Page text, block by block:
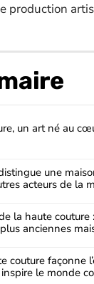
production
un art né au
une
acteurs de la
la haute couture
anciennes
couture façonne
le monde